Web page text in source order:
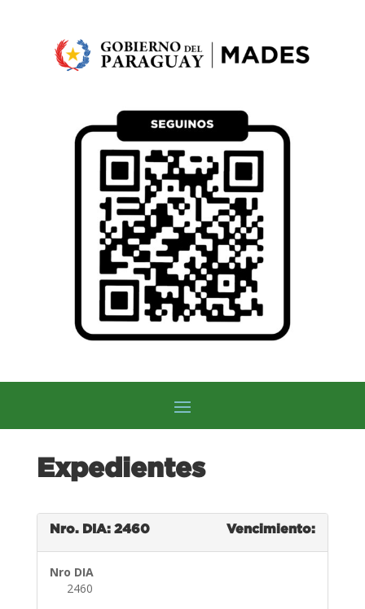
Expedientes
Nro. DIA: 2460 Vencimiento:
Nro DIA
2460